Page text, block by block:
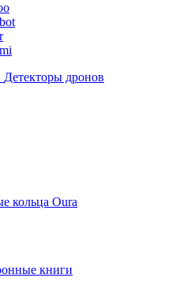
Детекторы дронов
кольца Oura
книги